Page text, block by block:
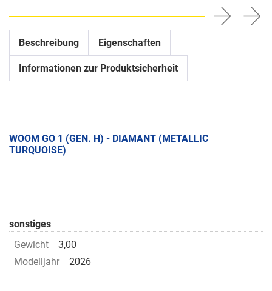
Beschreibung Eigenschaften
Informationen zur Produktsicherheit
WOOM GO 1 (GEN. H) - DIAMANT (METALLIC
TURQUOISE)
sonstiges
Gewicht
3,00
Modelljahr
2026